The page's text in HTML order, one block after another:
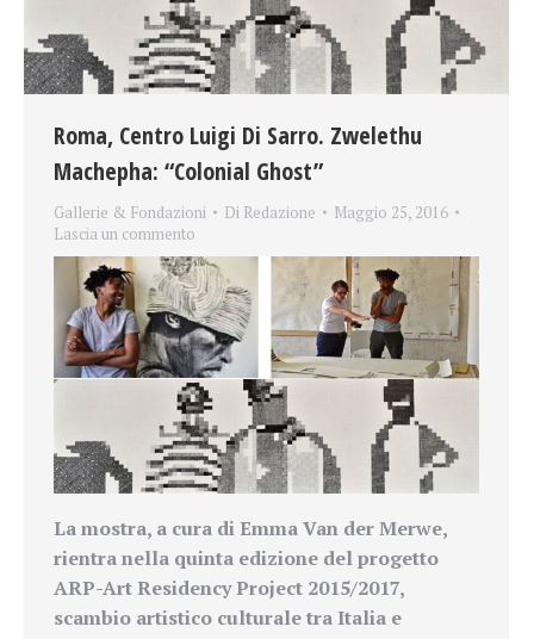
Roma, Centro Luigi Di Sarro. Zwelethu
Machepha: “Colonial Ghost”
Gallerie & Fondazioni Di Redazione
Maggio 25, 2016
Lascia un commento
La mostra, a cura di Emma Van der Merwe,
rientra nella quinta edizione del progetto
ARP-Art Residency Project 2015/2017,
scambio artistico culturale tra Italia e